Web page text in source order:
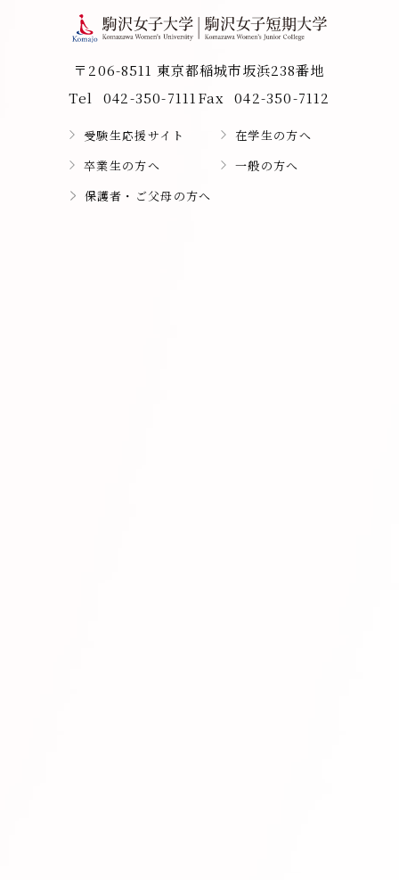
〒206-8511 東京都稲城市坂浜238番地
Tel
042-350-7111 Fax 042-350-7112
受験生応援サイト
在学生の方へ
卒業生の方へ
一般の方へ
保護者・ご父母の方へ